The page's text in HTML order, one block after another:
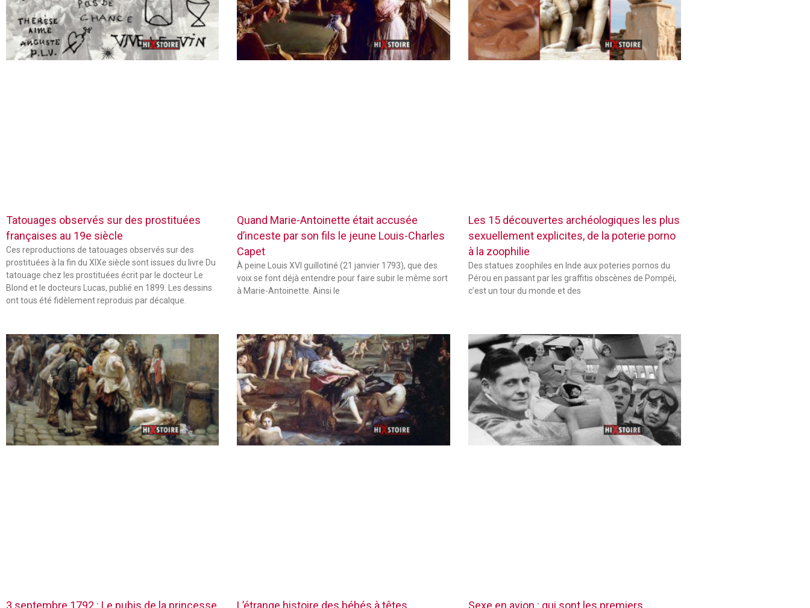
Tatouages observés sur des prostituées
françaises au 19e siècle
Ces reproductions de tatouages observés sur des
prostituées à la fin du XIXe siècle sont issues du livre Du
tatouage chez les prostituées écrit par le docteur Le
Blond et le docteurs Lucas, publié en 1899. Les dessins
ont tous été fidèlement reproduis par décalque.
Quand Marie-Antoinette était accusée
d’inceste par son fils le jeune Louis-Charles
Capet
À peine Louis XVI guillotiné (21 janvier 1793), que des
voix se font déjà entendre pour faire subir le même sort
à Marie-Antoinette. Ainsi le
Les 15 découvertes archéologiques les plus
sexuellement explicites, de la poterie porno
à la zoophilie
Des statues zoophiles en Inde aux poteries pornos du
Pérou en passant par les graffitis obscènes de Pompéi,
c’est un tour du monde et des
3 septembre 1792 : Le pubis de la princesse L’étrange histoire des bébés à têtes Sexe en avion : qui sont les premiers